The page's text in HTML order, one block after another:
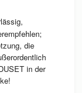
die
in der